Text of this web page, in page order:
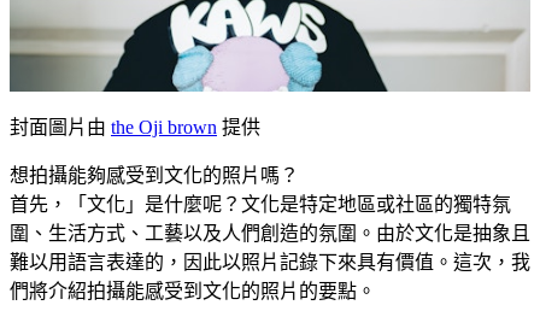
封面圖片由 the Oji brown 提供
想拍攝能夠感受到文化的照片嗎？
首先，「文化」是什麼呢？文化是特定地區或社區的獨特氛
圍、生活方式、工藝以及人們創造的氛圍。由於文化是抽象且
難以用語言表達的，因此以照片記錄下來具有價值。這次，我
們將介紹拍攝能感受到文化的照片的要點。